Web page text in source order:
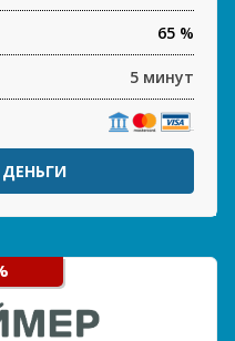
65 %
5 минут